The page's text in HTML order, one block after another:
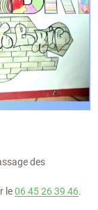
des
le06 45 26 39 46.